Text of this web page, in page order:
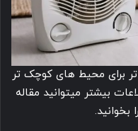
برای محیط های کوچک تر
بیشتر میتوانید مقاله
را بخوانید.